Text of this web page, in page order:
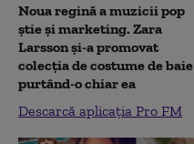
Noua regină a muzicii pop
știe și marketing. Zara
Larsson și-a promovat
colecția de costume de baie
purtând-o chiar ea
Descarcă aplicația Pro FM